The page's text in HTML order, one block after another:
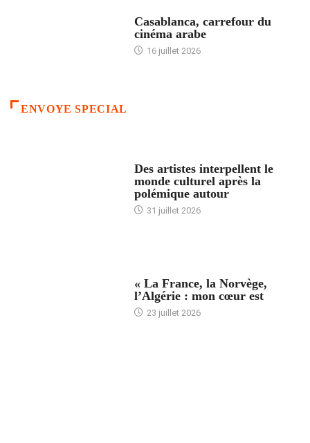
Casablanca, carrefour du
cinéma arabe
16 juillet 2026
ENVOYE SPECIAL
Des artistes interpellent le
monde culturel après la
polémique autour
31 juillet 2026
« La France, la Norvège,
l’Algérie : mon cœur est
23 juillet 2026